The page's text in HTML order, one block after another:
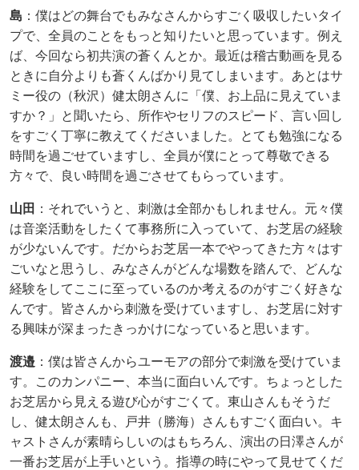
島 ：僕はどの舞台でもみなさんからすごく吸収したいタイ
プで、全員のことをもっと知りたいと思っています。例え
ば、今回なら初共演の蒼くんとか。最近は稽古動画を見る
ときに自分よりも蒼くんばかり見てしまいます。あとはサ
ミー役の（秋沢）健太朗さんに「僕、お上品に見えていま
すか？」と聞いたら、所作やセリフのスピード、言い回し
をすごく丁寧に教えてくださいました。とても勉強になる
時間を過ごせていますし、全員が僕にとって尊敬できる
方々で、良い時間を過ごさせてもらっています。
山田 ：それでいうと、刺激は全部かもしれません。元々僕
は音楽活動をしたくて事務所に入っていて、お芝居の経験
が少ないんです。だからお芝居一本でやってきた方々はす
ごいなと思うし、みなさんがどんな場数を踏んで、どんな
経験をしてここに至っているのか考えるのがすごく好きな
んです。皆さんから刺激を受けていますし、お芝居に対す
る興味が深まったきっかけになっていると思います。
渡邉 ：僕は皆さんからユーモアの部分で刺激を受けていま
す。このカンパニー、本当に面白いんです。ちょっとした
お芝居から見える遊び心がすごくて。東山さんもそうだ
し、健太朗さんも、戸井（勝海）さんもすごく面白い。キ
ャストさんが素晴らしいのはもちろん、演出の日澤さんが
一番お芝居が上手いという。指導の時にやって見せてくだ